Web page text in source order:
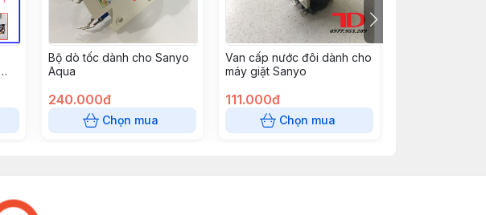
Bộ dò tốc dành cho Sanyo
Aqua
240.000đ
Chọn mua
Van cấp nước đôi dành cho
máy giặt Sanyo
111.000đ
Chọn mua